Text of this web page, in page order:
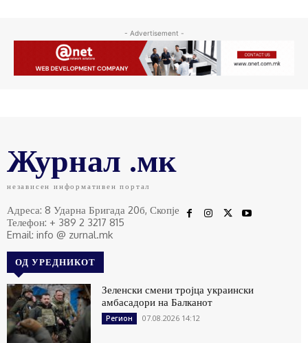
- Advertisement -
Журнал .мк
независен информативен портал
Адреса: 8 Ударна Бригада 20б, Скопје
Телефон: + 389 2 3217 815
Email: info @ zurnal.mk
ОД УРЕДНИКОТ
Зеленски смени тројца украински
амбасадори на Балканот
Регион 07.08.2026 14:12